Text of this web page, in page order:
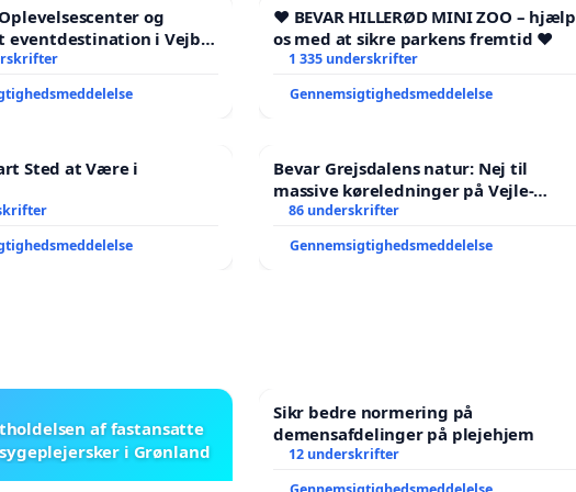
til stor skade for de funktionsnedsatte
også på Folketingets nye hjemmeside for
medstillere.
på det link, som du modtager i din bekræftelsesmail!
og
eventdestination i Vejby
levende lokalområde i
❤️ BEVAR HILLERØD MINI ZOO – hjælp
os med at sikre parkens fremtid ❤️
1 335 underskrifter
Gennemsigtighedsmeddelelse
Sted at Være i
Bevar Grejsdalens natur: Nej til
massive køreledninger på Vejle-
Struer-banen
86 underskrifter
Gennemsigtighedsmeddelelse
af fastansatte
i Grønland
Sikr bedre normering på
demensafdelinger på plejehjem
12 underskrifter